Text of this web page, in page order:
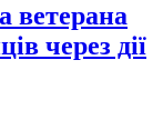
ветерана
через дії